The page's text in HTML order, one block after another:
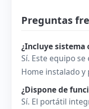
Preguntas
¿Incluye sistema
Sí. Este equipo
Home instalado y
¿Dispone de
Sí. El portátil